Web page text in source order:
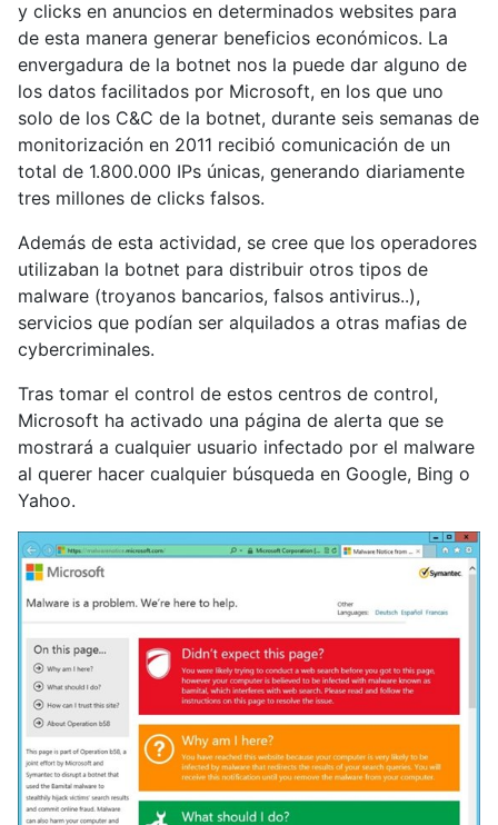
y clicks en anuncios en determinados websites para
de esta manera generar beneficios económicos. La
envergadura de la botnet nos la puede dar alguno de
los datos facilitados por Microsoft, en los que uno
solo de los C&C de la botnet, durante seis semanas de
monitorización en 2011 recibió comunicación de un
total de 1.800.000 IPs únicas, generando diariamente
tres millones de clicks falsos.
Además de esta actividad, se cree que los operadores
utilizaban la botnet para distribuir otros tipos de
malware (troyanos bancarios, falsos antivirus..),
servicios que podían ser alquilados a otras mafias de
cybercriminales.
Tras tomar el control de estos centros de control,
Microsoft ha activado una página de alerta que se
mostrará a cualquier usuario infectado por el malware
al querer hacer cualquier búsqueda en Google, Bing o
Yahoo.